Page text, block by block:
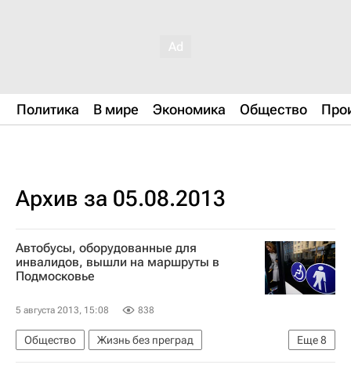
Политика В мире Экономика Общество
Архив за 05.08.2013
Автобусы, оборудованные для
инвалидов, вышли на маршруты в
Подмосковье
5 августа 2013, 15:08 838
Еще8
Общество
Жизнь без преград
Новости Подмосковья